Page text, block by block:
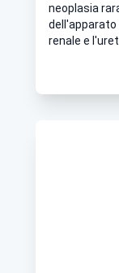
neoplasia
dell'apparato
renale e
tumori del
con una